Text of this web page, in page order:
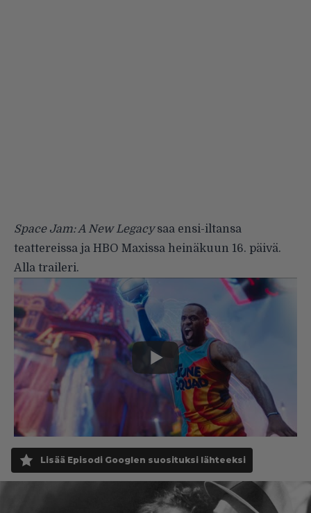
Space Jam: A New Legacysaa ensi-iltansa
teattereissa ja HBO Maxissa heinäkuun 16. päivä.
Alla traileri.
Lisää Episodi Googlen suosituksi lähteeksi